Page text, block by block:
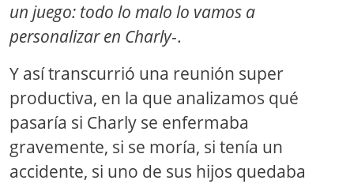
un juego: todo lo malo lo vamos a
personalizar en Charly-.
Y así transcurrió una reunión super
productiva, en la que analizamos qué
pasaría si Charly se enfermaba
gravemente, si se moría, si tenía un
accidente, si uno de sus hijos quedaba